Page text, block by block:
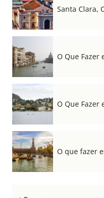
Santa Clara,
O Que Fazer
O Que Fazer
O que fazer